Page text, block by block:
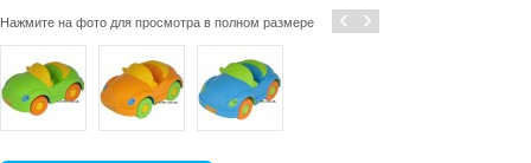
Нажмите на фото для просмотра в полном размере ‹ ›